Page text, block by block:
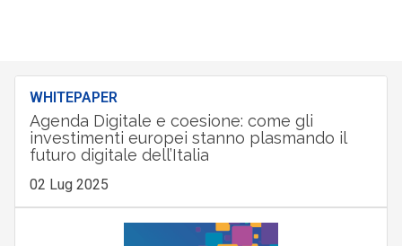
WHITEPAPER
Agenda Digitale e coesione: come gli
investimenti europei stanno plasmando il
futuro digitale dell’Italia
02 Lug 2025